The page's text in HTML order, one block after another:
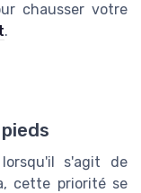
chausser votre
.
s'agit de
cette priorité se